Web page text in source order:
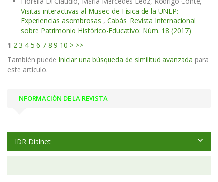
Visitas interactivas al Museo de Física de la UNLP:
Experiencias asombrosas , Cabás. Revista Internacional
sobre Patrimonio Histórico-Educativo: Núm. 18 (2017)
1 2 3 4 5 6 7 8 9 10 > >>
También puede Iniciar una búsqueda de similitud avanzada para
este artículo.
INFORMACIÓN DE LA REVISTA
IDR Dialnet